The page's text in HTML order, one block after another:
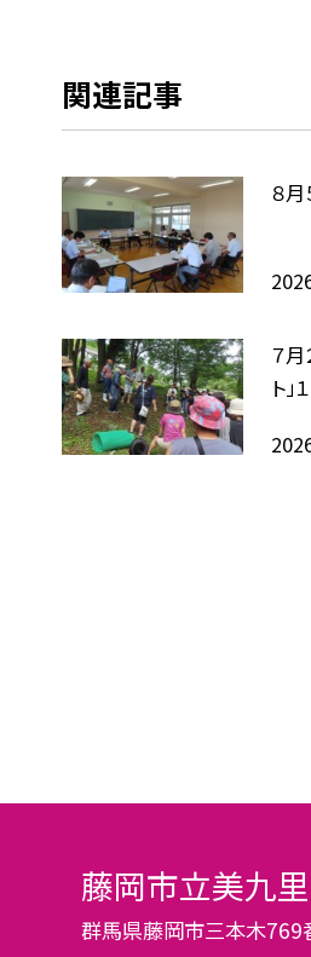
関連記事
８
７月
ト」
藤岡市立美九
群馬県藤岡市三本木769